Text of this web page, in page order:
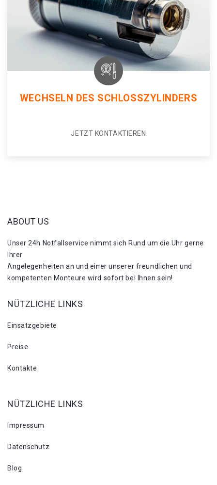
WECHSELN DES SCHLOSSZYLINDERS
JETZT KONTAKTIEREN
ABOUT US
Unser 24h Notfallservice nimmt sich Rund um die Uhr gerne
Ihrer
Angelegenheiten an und einer unserer freundlichen und
kompetenten Monteure wird sofort bei Ihnen sein!
NÜTZLICHE LINKS
Einsatzgebiete
Preise
Kontakte
NÜTZLICHE LINKS
Impressum
Datenschutz
Blog